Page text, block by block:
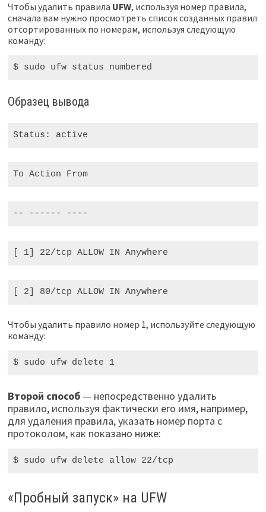
Чтобы удалить правила UFW, используя номер правила,
сначала вам нужно просмотреть список созданных правил
отсортированных по номерам, используя следующую
команду:
$ sudo ufw status numbered
Образец вывода
Status: active
To Action From
-- ------ ----
1] 22/tcp ALLOW IN Anywhere
2 80/tcp ALLOW IN Anywhere
Чтобы удалить правило номер 1, используйте следующую
команду:
$ sudo ufw delete 1
Второй способ— непосредственно удалить
правило, используя фактически его имя, например,
для удаления правила, указать номер порта с
протоколом, как показано ниже:
$ sudo ufw delete allow 22/tcp
«Пробный запуск» на UFW